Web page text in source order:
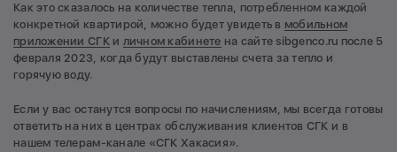
Как это сказалось на количестве тепла, потребленном каждой
конкретной квартирой, можно будет увидеть в мобильном
приложении СГКи личном кабинете на сайте sibgenco.ru после 5
февраля 2023, когда будут выставлены счета за тепло и
горячую воду.
Если у вас останутся вопросы по начислениям, мы всегда готовы
ответить на них в центрах обслуживания клиентов СГК и в
нашем телерам-канале «СГК Хакасия».